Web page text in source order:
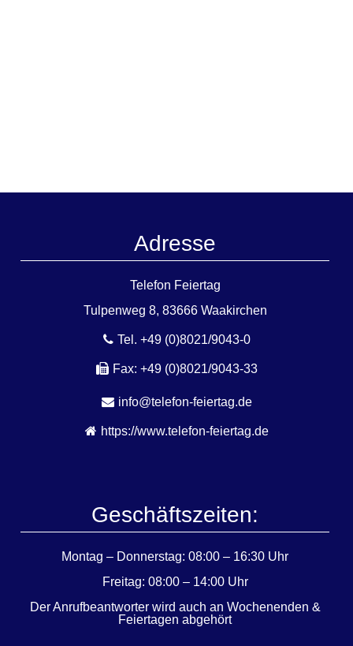
Adresse
Telefon Feiertag
Tulpenweg 8, 83666 Waakirchen
Tel. +49 (0)8021/9043-0
Fax: +49 (0)8021/9043-33
info@telefon-feiertag.de
https://www.telefon-feiertag.de
Geschäftszeiten:
Montag – Donnerstag: 08:00 – 16:30 Uhr
Freitag: 08:00 – 14:00 Uhr
Der Anrufbeantworter wird auch an Wochenenden &
Feiertagen abgehört